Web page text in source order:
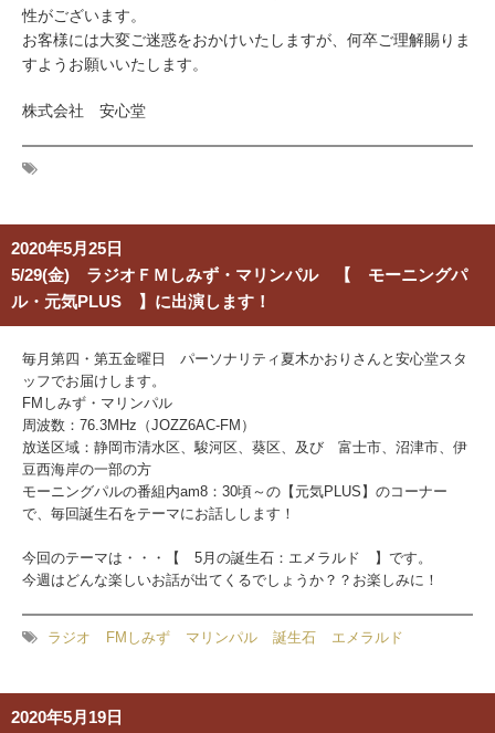
性がございます。
お客様には大変ご迷惑をおかけいたしますが、何卒ご理解賜りま
すようお願いいたします。
株式会社 安心堂
2020年5月25日
5/29(金) ラジオＦＭしみず・マリンパル 【 モーニングパ
ル・元気PLUS 】に出演します！
毎月第四・第五金曜日 パーソナリティ夏木かおりさんと安心堂スタ
ッフでお届けします。
FMしみず・マリンパル
周波数：76.3MHz（JOZZ6AC-FM）
放送区域：静岡市清水区、駿河区、葵区、及び 富士市、沼津市、伊
豆西海岸の一部の方
モーニングパルの番組内am8：30頃～の【元気PLUS】のコーナー
で、毎回誕生石をテーマにお話しします！
今回のテーマは・・・【 5月の誕生石：エメラルド 】です。
今週はどんな楽しいお話が出てくるでしょうか？？お楽しみに！
ラジオ FMしみず マリンパル 誕生石 エメラルド
2020年5月19日